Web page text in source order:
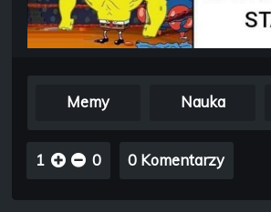
Memy Nauka
1 0 0 Komentarzy